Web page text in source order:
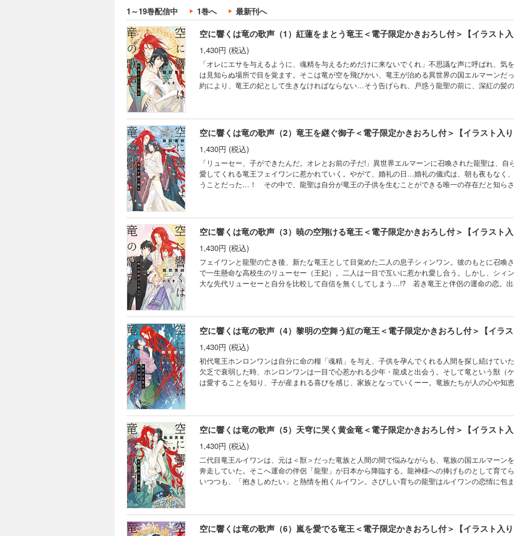
1～19巻配信中 1巻へ 最新刊へ
空に響くは竜の歌声（1）紅蓮をまとう竜王＜電子限定かきおろし付＞【イラスト入
1,430円 (税込)
「オレにエサを与えるように、魂精を与えるためだけに来ないでくれ」不思議な声に呼ばれ、気
は見知らぬ場所で目を覚ます。そこは竜が空を飛びかい、竜王が治める異世界の国エルマーンだ
約により、竜王の妃として生きなければならない…そう告げられ、戸惑う龍聖の前に、深紅の髪
死、運命の伴侶との愛！ 《電子限定の書き下ろしショートも追加収録！》
空に響くは竜の歌声（2）竜王を継ぐ御子＜電子限定かきおろし付＞【イラスト入り
1,430円 (税込)
「リューセー、子ができたんだ。オレとお前の子だ!」異世界エルマーンに召喚された龍聖は、自
愛してくれる竜王フェイワンに惹かれていく。やがて、婚礼の日…婚礼の儀式は、朝も夜もなく
うことだった…！ その中で、龍聖は自分が竜王の子供を生むことができる唯一の存在だと知ら
家の子供たち。初めての子育てに、日々奮闘する龍聖。竜王家に関係する竜族たちのドラマ。や
前龍聖の死の真実、未来へ繋がる奇跡…！ 竜王の血脈、運命の恋、堂々完結!! 《電子限定の書
も追加収録！》
空に響くは竜の歌声（3）暁の空翔ける竜王＜電子限定かきおろし付＞【イラスト入
1,430円 (税込)
フェイワンと龍聖の亡き後、新たな竜王として目覚めた二人の息子シィンワン。彼のもとに召喚
で一生懸命な高校生のリューセー（王妃）。二人は一目で互いに惹かれ愛し合う。しかし、シィ
大な先代リューセーと自分を比較して自信を無くしてしまう…!? 若き竜王と伴侶の運命の恋。
空に響くは竜の歌声（4）黎明の空舞う紅の竜王＜電子限定かきおろし付＞【イラス
1,430円 (税込)
初代竜王ホンロンワンは自分に命の糧「魂精」を与え、子供を孕んでくれる人間を探し続けてい
欠乏で衰弱した時、ホンロンワンは一目で心惹かれる少年・龍成と出会う。そして竜という獣（
は愛することを知り、子が産まれる喜びを感じ、家族となっていくーー。竜族たちが人の心や知
空に響くは竜の歌声（5）天穹に哭く黄金竜＜電子限定かきおろし付＞【イラスト入
1,430円 (税込)
二代目竜王ルイワンは、元は＜獣＞だった竜族と人間の間で悩みながらも、竜族の国エルマーン
奔走していた。そこへ運命の伴侶「龍聖」が日本から降臨する。龍神様への捧げものとして育て
いつつも、「抱きしめたい」と熱情を抱くルイワン。さびしい育ちの龍聖はルイワンの恋情に包
空に響くは竜の歌声（6）嵐を愛でる竜王＜電子限定かきおろし付＞【イラスト入り